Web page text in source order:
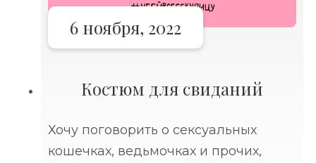
6 ноября, 2022
Костюм для свиданий
Хочу поговорить о сексуальных
кошечках, ведьмочках и прочих,